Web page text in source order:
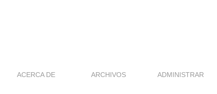
ACERCA DE ARCHIVOS ADMINISTRAR